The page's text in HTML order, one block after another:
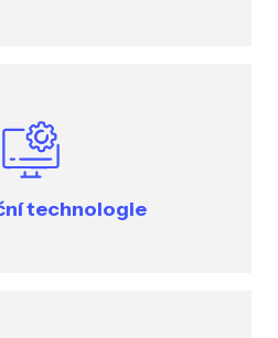
technologie